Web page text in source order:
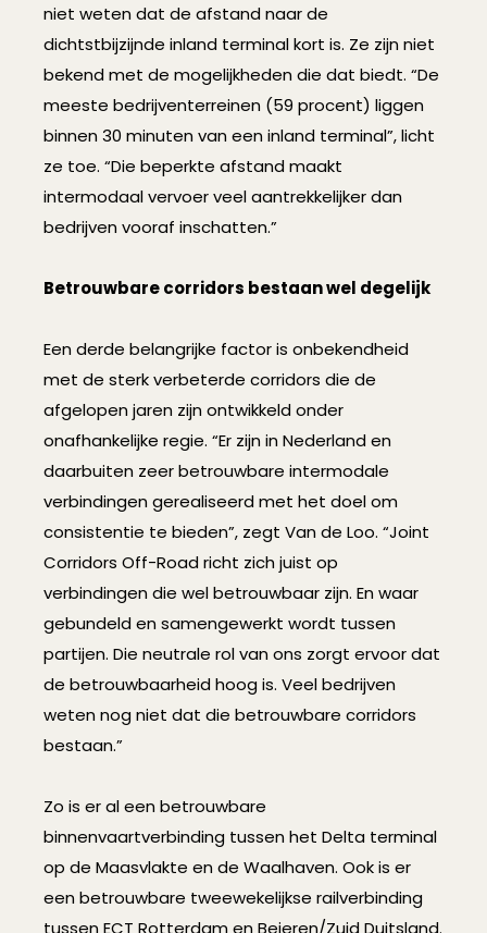
niet weten dat de afstand naar de
dichtstbijzijnde inland terminal kort is. Ze zijn niet
bekend met de mogelijkheden die dat biedt. “De
meeste bedrijventerreinen (59 procent) liggen
binnen 30 minuten van een inland terminal”, licht
ze toe. “Die beperkte afstand maakt
intermodaal vervoer veel aantrekkelijker dan
bedrijven vooraf inschatten.”
Betrouwbare corridors bestaan wel degelijk
Een derde belangrijke factor is onbekendheid
met de sterk verbeterde corridors die de
afgelopen jaren zijn ontwikkeld onder
onafhankelijke regie. “Er zijn in Nederland en
daarbuiten zeer betrouwbare intermodale
verbindingen gerealiseerd met het doel om
consistentie te bieden”, zegt Van de Loo. “Joint
Corridors Off-Road richt zich juist op
verbindingen die wel betrouwbaar zijn. En waar
gebundeld en samengewerkt wordt tussen
partijen. Die neutrale rol van ons zorgt ervoor dat
de betrouwbaarheid hoog is. Veel bedrijven
weten nog niet dat die betrouwbare corridors
bestaan.”
Zo is er al een betrouwbare
binnenvaartverbinding tussen het Delta terminal
op de Maasvlakte en de Waalhaven. Ook is er
een betrouwbare tweewekelijkse railverbinding
tussen ECT Rotterdam en Beieren/Zuid Duitsland.